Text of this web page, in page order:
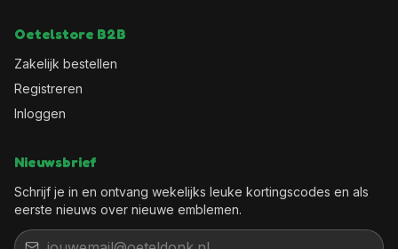
Oetelstore B2B
Zakelijk bestellen
Registreren
Inloggen
Nieuwsbrief
Schrijf je in en ontvang wekelijks leuke kortingscodes en als
eerste nieuws over nieuwe emblemen.